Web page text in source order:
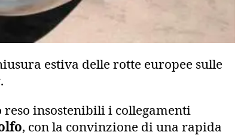
estiva delle rotte europee sulle
.
reso insostenibili i collegamenti
, con la convinzione di una rapida